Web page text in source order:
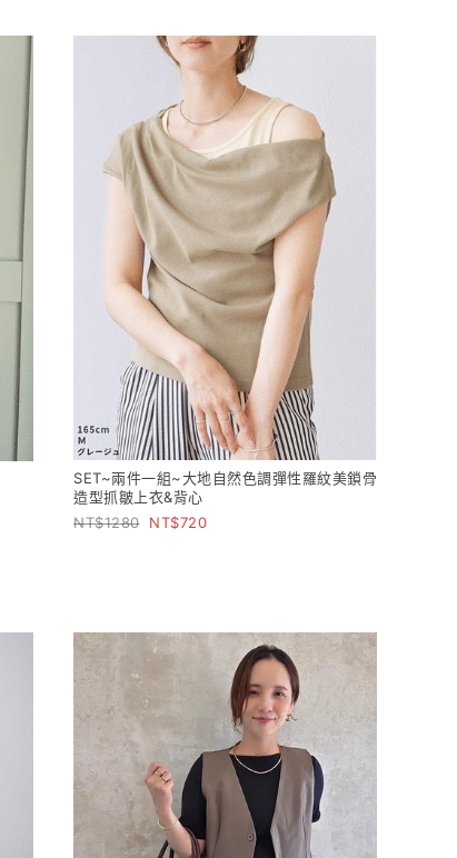
SET~兩件一組~大地自然色調彈性羅紋美鎖骨
造型抓皺上衣&背心
1280
720